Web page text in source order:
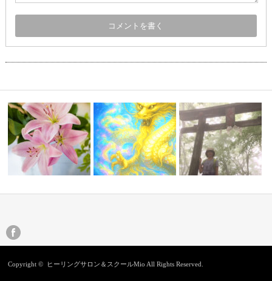
地上の天使
Copyright © ヒーリングサロン＆スクールMio All Rights Reserved.